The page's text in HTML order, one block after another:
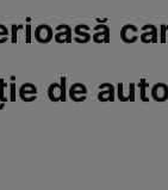
de